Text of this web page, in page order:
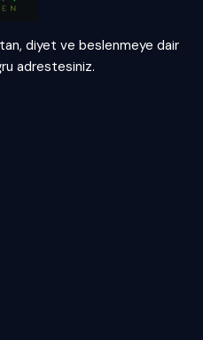
diyet ve beslenmeye dair
adrestesiniz.